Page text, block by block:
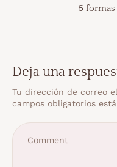
5
Deja una
Tu dirección de correo
campos obligatorios